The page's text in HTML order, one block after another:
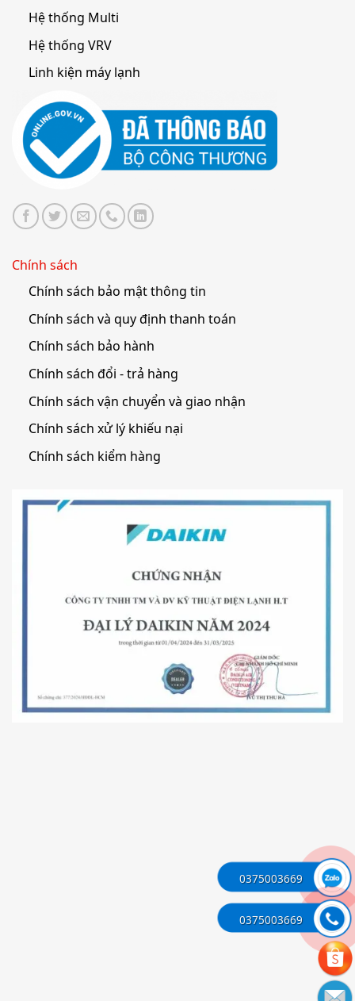
0375003669
0375003669
Hệ thống Multi
Hệ thống VRV
Linh kiện máy lạnh
Chính sách
Chính sách bảo mật thông tin
Chính sách và quy định thanh toán
Chính sách bảo hành
Chính sách đổi - trả hàng
Chính sách vận chuyển và giao nhận
Chính sách xử lý khiếu nại
Chính sách kiểm hàng